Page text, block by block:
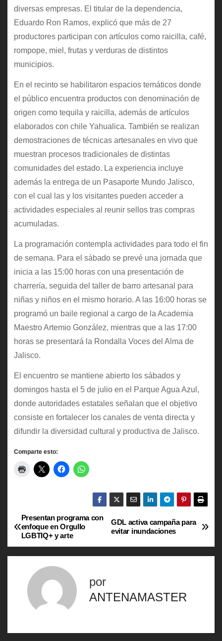
diversas empresas. El titular de la dependencia,
Eduardo Ron Ramos, explicó que más de 27
productores participan con artículos como raicilla, café,
rompope, miel, frutas y verduras de distintos
municipios.
En el recinto se habilitaron espacios temáticos donde
el público encuentra productos con denominación de
origen como tequila y raicilla, además de artículos
elaborados con chile Yahualica. También se realizan
demostraciones de técnicas artesanales en vivo que
muestran procesos tradicionales de distintas
comunidades del estado. La experiencia incluye
además la entrega de un Pasaporte Mundo Jalisco,
con el cual las y los visitantes pueden acceder a
actividades especiales al reunir sellos tras compras
acumuladas.
La programación contempla actividades para todo el fin
de semana. Para el sábado se prevé una jornada que
inicia a las 15:00 horas con una presentación de
charrería, seguida del taller de barro artesanal para
niñas y niños en el mismo horario. A las 16:00 horas se
programó un baile regional a cargo de la Academia
Maestro Artemio González, mientras que a las 17:00
horas se presentará la Rondalla Voces del Alma de
Jalisco.
El encuentro se mantiene abierto los sábados y
domingos hasta el 5 de julio en el Parque Agua Azul,
donde autoridades estatales señalan que el objetivo
consiste en fortalecer los canales de venta directa y
difundir la diversidad cultural y productiva de Jalisco.
Comparte esto:
N
a
GDL activa campaña para
evitar inundaciones
Presentan programa con
enfoque en Orgullo
LGBTIQ+ y arte
por
ANTENAMASTER